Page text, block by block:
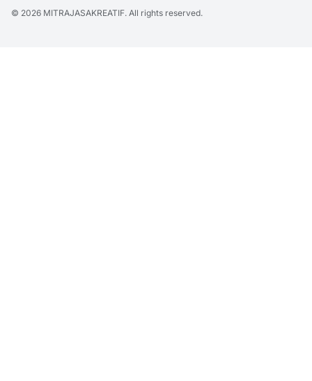
© 2026 MITRAJASAKREATIF. All rights reserved.